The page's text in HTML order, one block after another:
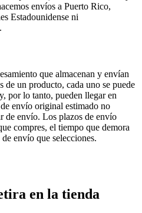
envíos a Puerto Rico,
Estadounidense ni
que almacenan y envían
de un producto, cada uno se puede
por lo tanto, pueden llegar en
envío original estimado no
de envío. Los plazos de envío
compres, el tiempo que demora
envío que selecciones.
en la tienda